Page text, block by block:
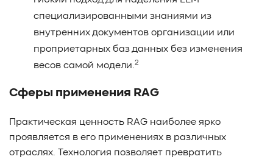
специализированными знаниями из
внутренних документов организации или
проприетарных баз данных без изменения
весов самой модели.2
Сферы применения RAG
Практическая ценность RAG наиболее ярко
проявляется в его применениях в различных
отраслях. Технология позволяет превратить